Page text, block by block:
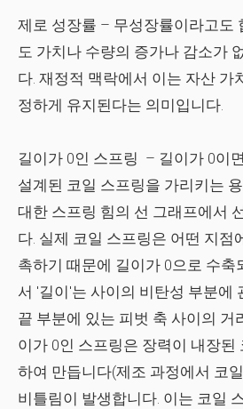
제로 성장률 – 무성장률이라고도
도 가치나 수량의 증가나 감소가
다. 재정적 맥락에서 이는 자산 가
정하게 유지된다는 의미입니다.
길이가 0인 스프링 – 길이가 0이
설계된 코일 스프링을 가리키는
대한 스프링 힘의 선 그래프에서
다. 실제 코일 스프링은 어떤 지점
촉하기 때문에 길이가 0으로 수축
서 '길이'는 사이의 비탄성 부분에
끝 부분에 있는 피벗 축 사이의 거
이가 0인 스프링은 장력이 내장된
하여 만듭니다(제조 과정에서 코
비틀림이 발생합니다. 이는 코일